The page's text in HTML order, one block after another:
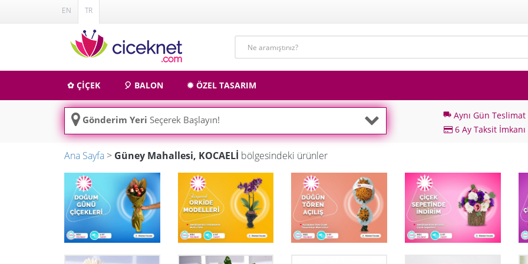
EN TR
✿ ÇİÇEK 🎈 BALON ✹ ÖZEL TASARIM
Gönderim Yeri Seçerek Başlayın! local_shipping Aynı Gün Teslimat
6 Ay Taksit İmkanı
Ana Sayfa > Güney Mahallesi, KOCAELİ bölgesindeki ürünler